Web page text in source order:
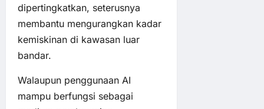
dipertingkatkan, seterusnya
membantu mengurangkan kadar
kemiskinan di kawasan luar
bandar.
Walaupun penggunaan AI
mampu berfungsi sebagai